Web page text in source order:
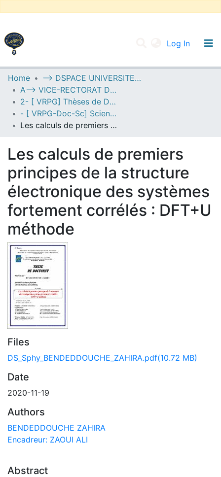
Log In
UNIVERSITY OF D.L SIDI BEL ABBES
Communities & Collections
All of DSpace
Statistics
Home
--> DSPACE UNIVERSITE DJILALLI LIABES DE SIDI BEL ABBES
A--> VICE-RECTORAT DE LA POST-GRADUATION
2- [ VRPG] Thèses de Doctorat en Sciences
- [ VRPG-Doc-Sc] Sciences physiques --- علوم فيزيائية
Les calculs de premiers principes de la structure électronique des systèmes fortement corrélés : DFT+U méthode
Les calculs de premiers
principes de la structure
électronique des systèmes
fortement corrélés : DFT+U
méthode
Files
DS_Sphy_BENDEDDOUCHE_ZAHIRA.pdf(10.72 MB)
Date
2020-11-19
Authors
BENDEDDOUCHE ZAHIRA
Encadreur: ZAOUI ALI
Abstract